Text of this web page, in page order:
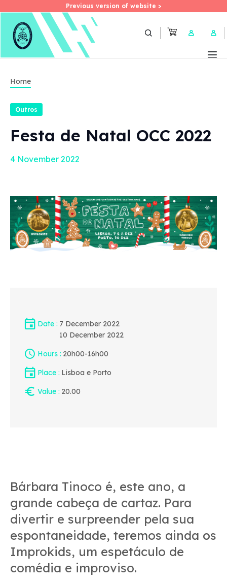
Skip
Previous version of website >
Previous version of website >
User
Home
Outros
Festa de Natal OCC 2022
4 November 2022
Date
7 December 2022
10 December 2022
Hours 20h00-16h00
Place Lisboa e Porto
Value 20.00
Bárbara Tinoco é, este ano, a
grande cabeça de cartaz. Para
divertir e surpreender pela sua
espontaneidade, teremos ainda os
Improkids, um espetáculo de
comédia e improviso.